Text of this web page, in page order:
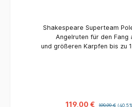
Shakespeare Superteam Pole
Angelruten für den Fang
und größeren Karpfen bis zu
in größeren Längen fischen.
119,00 € 199,99 €